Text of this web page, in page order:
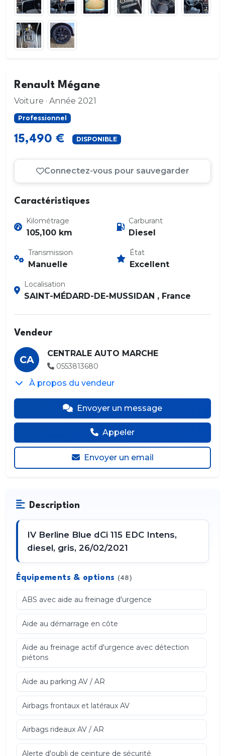
Renault Mégane
Voiture · Année 2021
Professionnel
15,490 € DISPONIBLE
Connectez-vous pour sauvegarder
Caractéristiques
Kilométrage
105,100 km
Carburant
Diesel
Transmission
Manuelle
État
Excellent
Localisation
SAINT-MÉDARD-DE-MUSSIDAN , France
Vendeur
CA
CENTRALE AUTO MARCHE
0553813680
À propos du vendeur
Envoyer un message
Appeler
Envoyer un email
Description
IV Berline Blue dCi 115 EDC Intens,
diesel, gris, 26/02/2021
Équipements & options (48)
ABS avec aide au freinage d'urgence
Aide au démarrage en côte
Aide au freinage actif d'urgence avec détection
piétons
Aide au parking AV / AR
Airbags frontaux et latéraux AV
Airbags rideaux AV / AR
Alerte d'oubli de ceinture de sécurité